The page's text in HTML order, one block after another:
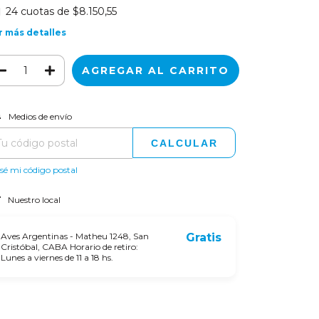
24 cuotas de $8.150,55
más detalles
para el CP:
Medios de envío
CALCULAR
mi código postal
Nuestro local
Aves Argentinas - Matheu 1248, San
Cristóbal, CABA Horario de retiro:
Lunes a viernes de 11 a 18 hs.
Gratis